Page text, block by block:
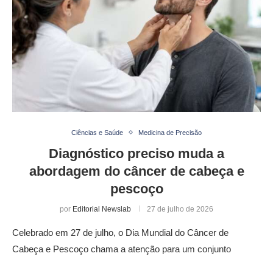
Ciências e Saúde Medicina de Precisão
Diagnóstico preciso muda a
abordagem do câncer de cabeça e
pescoço
por Editorial Newslab 27 de julho de 2026
Celebrado em 27 de julho, o Dia Mundial do Câncer de
Cabeça e Pescoço chama a atenção para um conjunto